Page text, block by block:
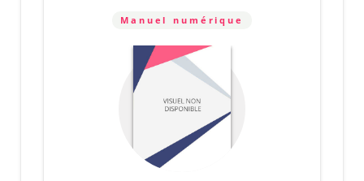
Manuel numérique